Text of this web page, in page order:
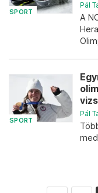
SPORT
Pál
A
SPORT
Pál